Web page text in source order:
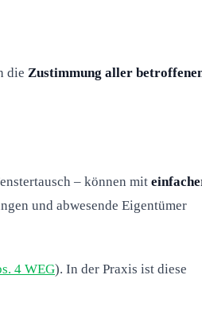
die Zustimmung aller
– können mit
und abwesende Eigentümer
4 WEG). In der Praxis ist diese